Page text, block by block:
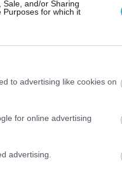
Sale, and/or Sharing
Purposes for which it
to advertising like cookies on
for online advertising
advertising.